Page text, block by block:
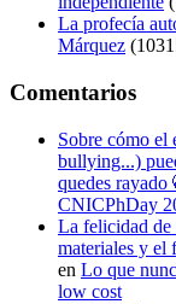
La profecía
Márquez
Comentarios
Sobre cómo el
bullying...)
quedes
CNICPhDay
La felicidad de
materiales y el
en Lo que
low cost